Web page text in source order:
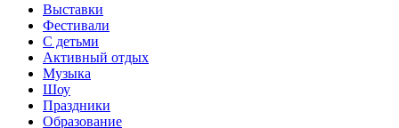
Выставки
Фестивали
С детьми
Активный отдых
Музыка
Шоу
Праздники
Образование